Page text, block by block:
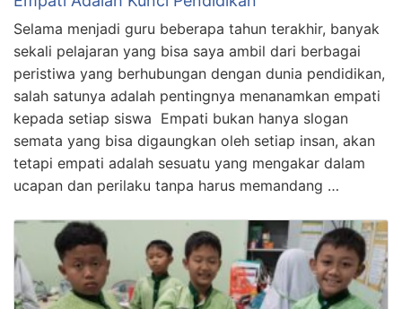
Selama menjadi guru beberapa tahun terakhir, banyak
sekali pelajaran yang bisa saya ambil dari berbagai
peristiwa yang berhubungan dengan dunia pendidikan,
salah satunya adalah pentingnya menanamkan empati
kepada setiap siswa Empati bukan hanya slogan
semata yang bisa digaungkan oleh setiap insan, akan
tetapi empati adalah sesuatu yang mengakar dalam
ucapan dan perilaku tanpa harus memandang …